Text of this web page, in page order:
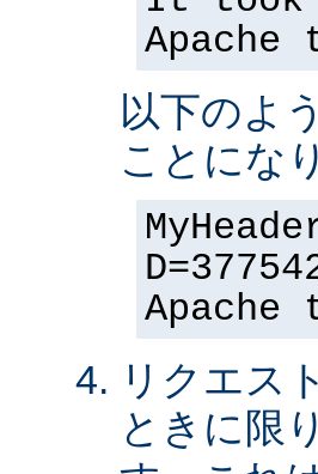
以下のよ
ことにな
リクエス
ときに限り